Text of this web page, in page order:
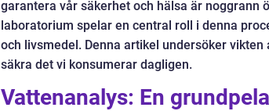
garantera vår säkerhet och hälsa är noggrann
laboratorium spelar en central roll i denna
och livsmedel. Denna artikel undersöker
säkra det vi konsumerar dagligen.
Vattenanalys: En